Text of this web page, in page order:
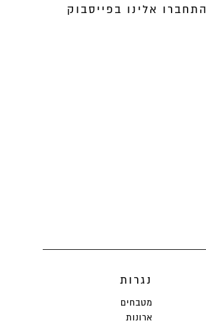
התחברו אלינו בפייסבוק
נגרות
מטבחים
ארונות